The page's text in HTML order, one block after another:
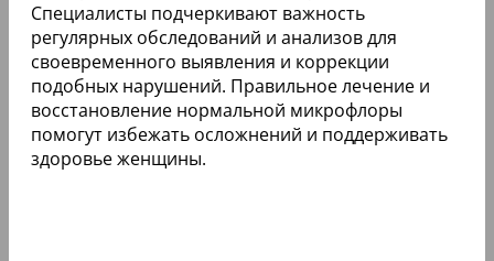
Специалисты подчеркивают важность
регулярных обследований и анализов для
своевременного выявления и коррекции
подобных нарушений. Правильное лечение и
восстановление нормальной микрофлоры
помогут избежать осложнений и поддерживать
здоровье женщины.